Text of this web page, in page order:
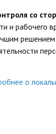
со
и рабочего
о